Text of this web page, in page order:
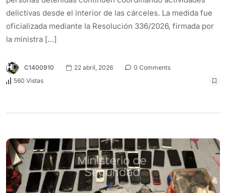
delictivas desde el interior de las cárceles. La medida fue
oficializada mediante la Resolución 336/2026, firmada por
la ministra […]
C1400910 22 abril, 2026
0 Comments
560 Vistas